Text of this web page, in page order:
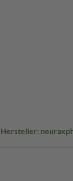
Hersteller: